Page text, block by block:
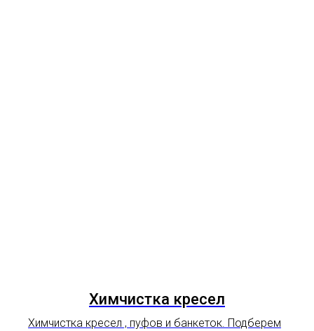
Химчистка кресел
Химчистка кресел , пуфов и банкеток. Подберем